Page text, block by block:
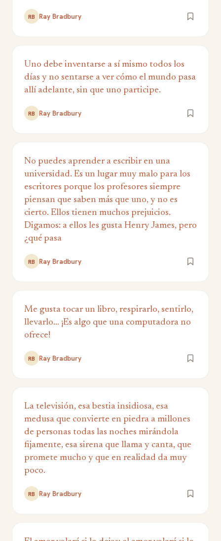
RB Ray Bradbury
Uno debe inventarse a sí mismo todos los
días y no sentarse a ver cómo el mundo pasa
allí adelante, sin que uno participe.
RB Ray Bradbury
No puedes aprender a escribir en una
universidad. Es un lugar muy malo para los
escritores porque los profesores siempre
piensan que saben más que uno, y no es
cierto. Ellos tienen muchos prejuicios.
Digamos: a ellos les gusta Henry James, pero
¿qué pasa
RB Ray Bradbury
Me gusta tocar un libro, respirarlo, sentirlo,
llevarlo... ¡Es algo que una computadora no
ofrece!
RB Ray Bradbury
La televisión, esa bestia insidiosa, esa
medusa que convierte en piedra a millones
de personas todas las noches mirándola
fijamente, esa sirena que llama y canta, que
promete mucho y que en realidad da muy
poco.
RB Ray Bradbury